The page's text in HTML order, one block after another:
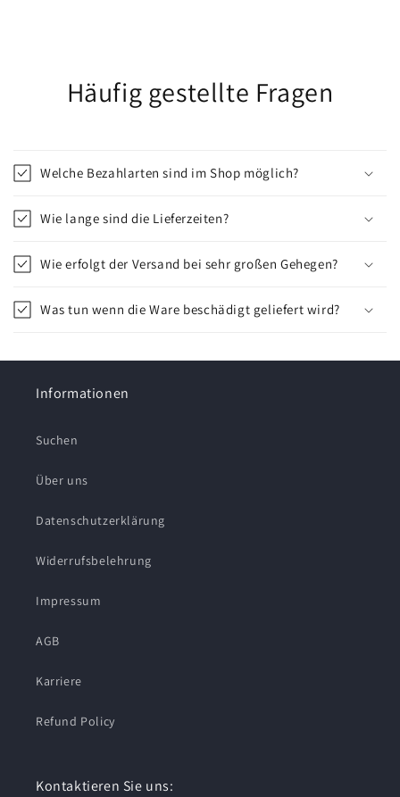
Häufig gestellte Fragen
Welche Bezahlarten sind im Shop möglich?
Wie lange sind die Lieferzeiten?
Wie erfolgt der Versand bei sehr großen Gehegen?
Was tun wenn die Ware beschädigt geliefert wird?
Informationen
Suchen
Über uns
Datenschutzerklärung
Widerrufsbelehrung
Impressum
AGB
Karriere
Refund Policy
Kontaktieren Sie uns: